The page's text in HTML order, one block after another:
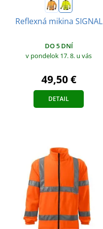
Reflexná mikina SIGNAL
DO 5 DNÍ
v pondelok 17. 8. u vás
49,50 €
DETAIL